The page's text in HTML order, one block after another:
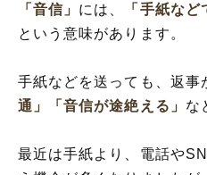
「音信」 には、
「手紙な
という意味があります。
手紙などを送っても、返事
通」
「音信が途絶える」 な
最近は手紙より、電話や